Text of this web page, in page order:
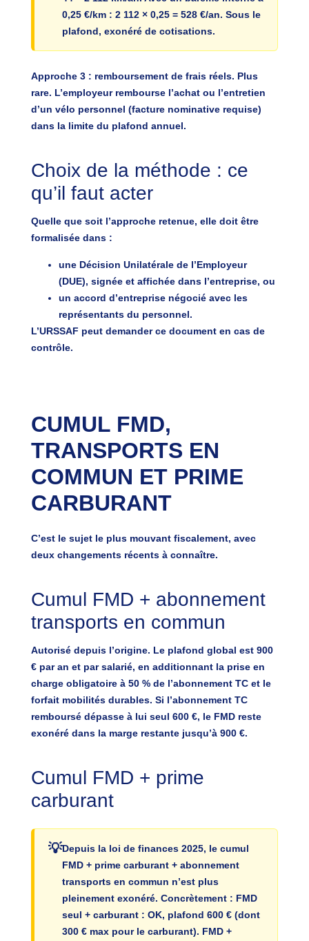
0,25 €/km : 2 112 × 0,25 = 528 €/an. Sous le
plafond, exonéré de cotisations.
Approche 3 : remboursement de frais réels. Plus
rare. L’employeur rembourse l’achat ou l’entretien
d’un vélo personnel (facture nominative requise)
dans la limite du plafond annuel.
Choix de la méthode : ce
qu’il faut acter
Quelle que soit l’approche retenue, elle doit être
formalisée dans :
une Décision Unilatérale de l’Employeur
(DUE), signée et affichée dans l’entreprise, ou
un accord d’entreprisenégocié avec les
représentants du personnel.
L’URSSAF peut demander ce document en cas de
contrôle.
CUMUL FMD,
TRANSPORTS EN
COMMUN ET PRIME
CARBURANT
C’est le sujet le plus mouvant fiscalement, avec
deux changements récents à connaître.
Cumul FMD + abonnement
transports en commun
Autorisé depuis l’origine. Le plafond global est 900
€ par an et par salarié, en additionnant la prise en
charge obligatoire à 50 % de l’abonnement TC et le
forfait mobilités durables. Si l’abonnement TC
remboursé dépasse à lui seul 600 €, le FMD reste
exonéré dans la marge restante jusqu’à 900 €.
Cumul FMD + prime
carburant
Depuis la loi de finances 2025, le cumul
FMD + prime carburant + abonnement
transports en commun n’est plus
pleinement exonéré. Concrètement : FMD
seul + carburant : OK, plafond 600 € (dont
300 € max pour le carburant). FMD +